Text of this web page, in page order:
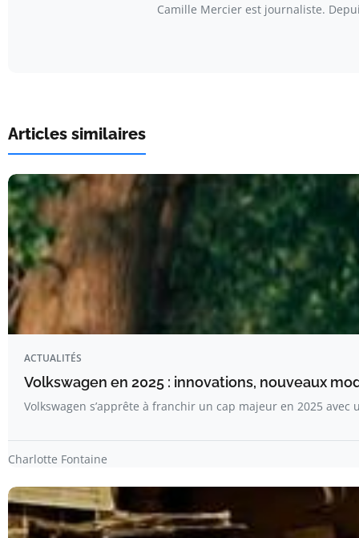
Camille Mercier est journaliste.
Articles similaires
ACTUALITÉS
Volkswagen en 2025 : innovations, nouveaux
Volkswagen s’apprête à franchir un cap majeur en 2025 avec
Charlotte Fontaine